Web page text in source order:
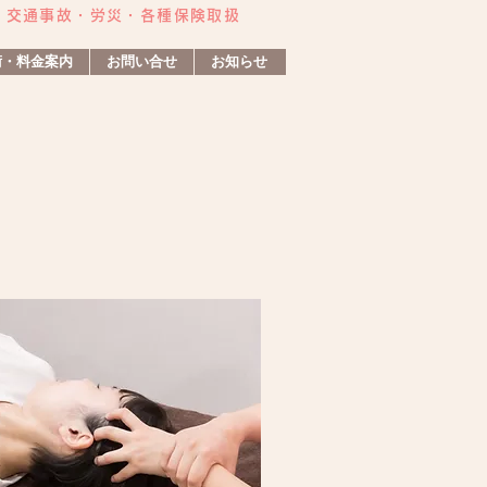
通事故・労災・各種保険取扱
料金案内 お問い合せ お知らせ